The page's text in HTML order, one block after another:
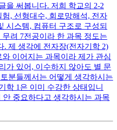
을 써봅니다. 저희 학교의 2-2
, 선형대수, 회로망해석, 전자
시스템, 컴퓨터 구조로 구성되
려 7전공이라 한 과목 정도는
. 제 생각에 전자장(전자기학 2)
이어지는 과목이라 제가 관심
가 있어, 이수하지 않아도 별 문
분들께서는 어떻게 생각하시는
학 1은 이미 수강한 상태입니
중요하다고 생각하시는 과목